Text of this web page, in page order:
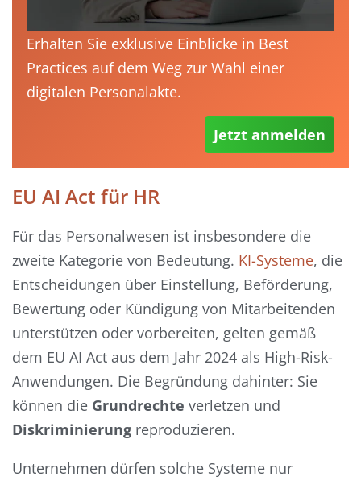
Erhalten Sie exklusive Einblicke in Best
Practices auf dem Weg zur Wahl einer
digitalen Personalakte.
Jetzt anmelden
EU AI Act für HR
Für das Personalwesen ist insbesondere die
zweite Kategorie von Bedeutung. KI-Systeme, die
Entscheidungen über Einstellung, Beförderung,
Bewertung oder Kündigung von Mitarbeitenden
unterstützen oder vorbereiten, gelten gemäß
dem EU AI Act aus dem Jahr 2024 als High-Risk-
Anwendungen. Die Begründung dahinter: Sie
können die Grundrechte verletzen und
Diskriminierung reproduzieren.
Unternehmen dürfen solche Systeme nur